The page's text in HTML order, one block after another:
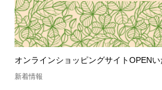
オンラインショッピングサイトOPEN
新着情報